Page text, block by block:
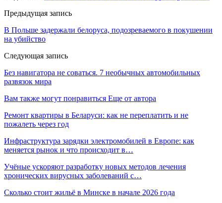
Предыдущая запись
В Польше задержали белоруса, подозреваемого в покушении
на убийство
Следующая запись
Без навигатора не соваться. 7 необычных автомобильных
развязок мира
Вам также могут понравиться Еще от автора
Ремонт квартиры в Беларуси: как не переплатить и не
пожалеть через год
Инфраструктура зарядки электромобилей в Европе: как
меняется рынок и что происходит в…
Учёные ускоряют разработку новых методов лечения
хронических вирусных заболеваний с…
Сколько стоит жильё в Минске в начале 2026 года